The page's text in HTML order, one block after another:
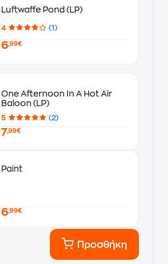
Luftwaffe Pond (LP)
4 (1)
6,99€
One Afternoon In A Hot Air
Baloon (LP)
5 (2)
7,99€
Paint
6,99€
Προσθήκη